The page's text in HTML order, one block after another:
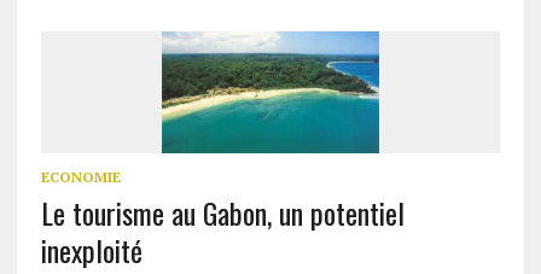
ECONOMIE
Le tourisme au Gabon, un potentiel
inexploité